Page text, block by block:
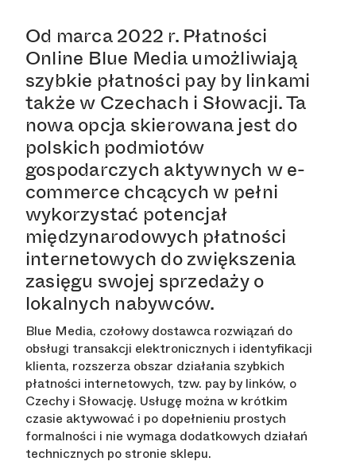
Od marca 2022 r. Płatności
Online Blue Media umożliwiają
szybkie płatności pay by linkami
także w Czechach i Słowacji. Ta
nowa opcja skierowana jest do
polskich podmiotów
gospodarczych aktywnych w e-
commerce chcących w pełni
wykorzystać potencjał
międzynarodowych płatności
internetowych do zwiększenia
zasięgu swojej sprzedaży o
lokalnych nabywców.
Blue Media, czołowy dostawca rozwiązań do
obsługi transakcji elektronicznych i identyfikacji
klienta, rozszerza obszar działania szybkich
płatności internetowych, tzw. pay by linków, o
Czechy i Słowację. Usługę można w krótkim
czasie aktywować i po dopełnieniu prostych
formalności i nie wymaga dodatkowych działań
technicznych po stronie sklepu.